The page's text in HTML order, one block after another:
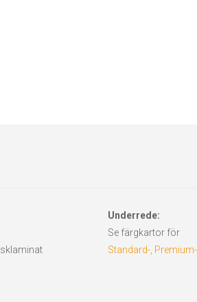
Underrede:
Se färgkartor för
Standard-,